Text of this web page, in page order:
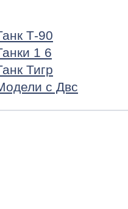
Т-90
1 6
Тигр
с Двс